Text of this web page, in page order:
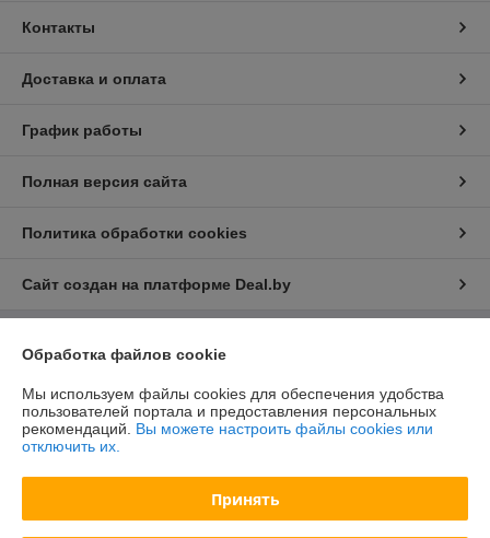
Контакты
Доставка и оплата
График работы
Полная версия сайта
Политика обработки cookies
Сайт создан на платформе Deal.by
Информация для покупателя
Юридическое лицо:ООО "БелХайлер"
220024, г. Минск, ул. Стебенева, 2А, оф. 21
Регистрационный номер ЕГР: 193304407
УНП: 193304407
Регистрационный орган: Мингорисполком
Обработка файлов cookie
Мы используем файлы cookies для обеспечения удобства
пользователей портала и предоставления персональных
рекомендаций. Вы можете настроить файлы cookies или
отключить их.
Принять